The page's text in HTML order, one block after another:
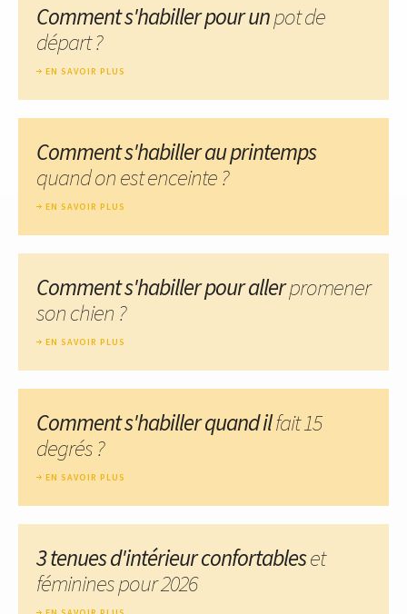
Comment s'habiller pour unpot de
départ ?
EN SAVOIR PLUS
Comment s'habiller au printemps
quand on est enceinte ?
EN SAVOIR PLUS
Comment s'habiller pour allerpromener
son chien ?
EN SAVOIR PLUS
Comment s'habiller quand ilfait 15
degrés ?
EN SAVOIR PLUS
3 tenues d'intérieur confortableset
féminines pour 2026